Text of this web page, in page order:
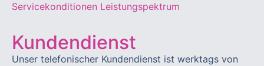
Servicekonditionen Leistungspektrum
Kundendienst
Unser telefonischer Kundendienst ist werktags von